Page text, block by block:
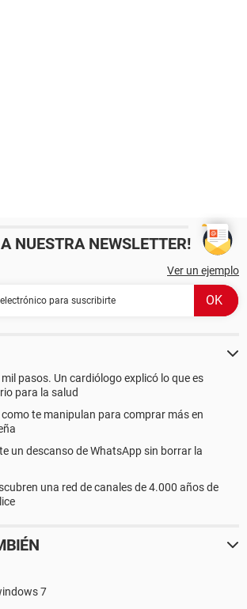
NUESTRA NEWSLETTER!
Ver un ejemplo
pasos. Un cardiólogo explicó lo que es
para la salud
como te manipulan para comprar más en
un descanso de WhatsApp sin borrar la
una red de canales de 4.000 años de
7